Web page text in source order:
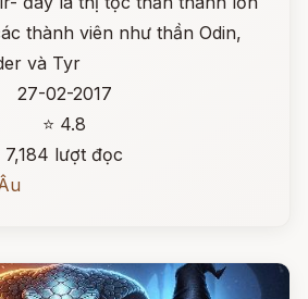
thành viên như thần Odin,
và Tyr
27-02-2017
⭐ 4.8
7,184 lượt đọc